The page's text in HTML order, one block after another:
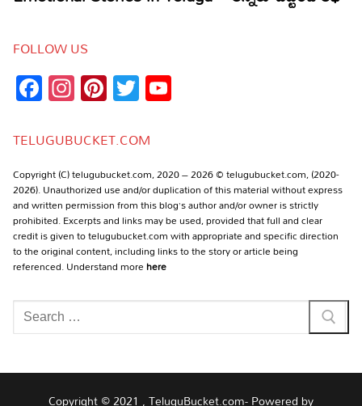
FOLLOW US
Facebook
Instagram
Pinterest
Twitter
TELUGUBUCKET.COM
Copyright (C) telugubucket.com, 2020 – 2026 © telugubucket.com, (2020-
2026). Unauthorized use and/or duplication of this material without express
and written permission from this blog’s author and/or owner is strictly
prohibited. Excerpts and links may be used, provided that full and clear
credit is given to telugubucket.com with appropriate and specific direction
to the original content, including links to the story or article being
referenced. Understand morehere
Search
for:
Copyright © 2021 , TeluguBucket.com- Powered by